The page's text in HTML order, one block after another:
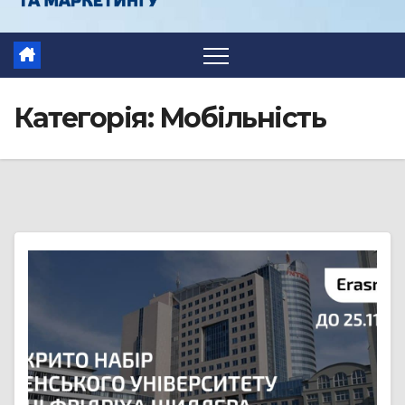
Категорія: Мобільність